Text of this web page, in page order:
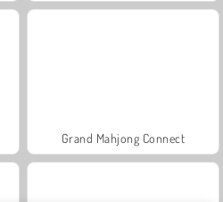
Grand Mahjong Connect